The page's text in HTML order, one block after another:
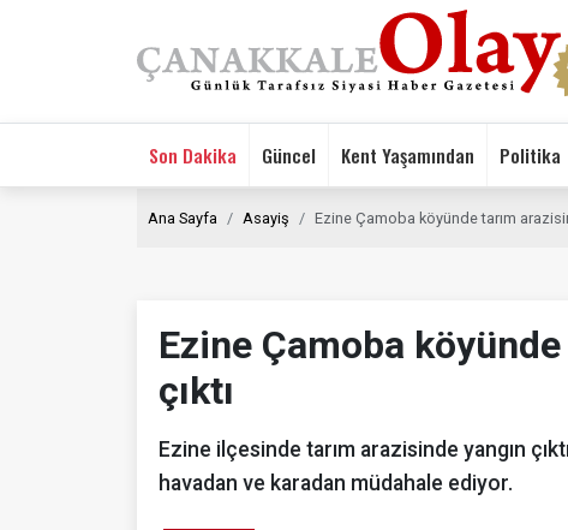
Son Dakika Güncel Kent Yaşamından Politika
Ana Sayfa Asayiş Ezine Çamoba köyünde tarım
Ezine Çamoba
çıktı
Ezine ilçesinde tarım arazisinde yangın
havadan ve karadan müdahale ediyor.